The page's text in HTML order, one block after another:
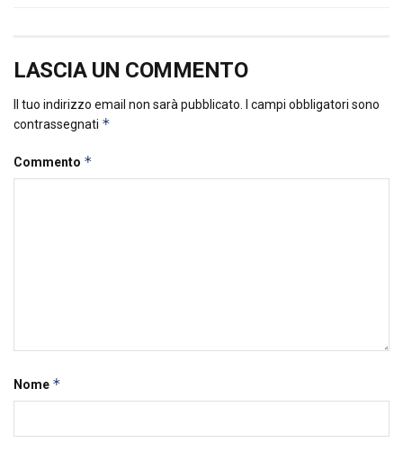
LASCIA UN COMMENTO
Il tuo indirizzo email non sarà pubblicato.
I campi obbligatori sono
contrassegnati *
Commento *
Nome *